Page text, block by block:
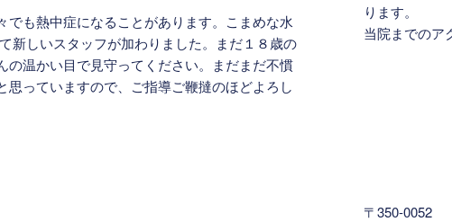
も熱中症になることがあります。こまめな水
新しいスタッフが加わりました。まだ１８歳の
温かい目で見守ってください。まだまだ不慣
っていますので、ご指導ご鞭撻のほどよろし
ります。
当院までのア
〒350-0052